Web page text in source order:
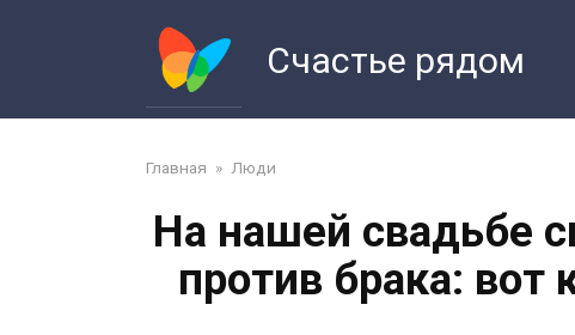
Счастье рядом
Главная » Люди
На нашей свадьбе
против брака: вот